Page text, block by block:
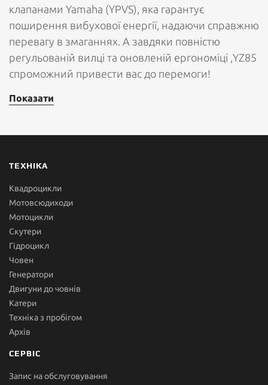
клапанами Yamaha (YPVS), яка гарантує
поширення вибухової енергії, надаючи справжню
перевагу в змаганнях. А завдяки повністю
регульованій вилці та оновленій ергономіці ,YZ85
спроможний привести вас до перемоги!
Показати
ТЕХНІКА
Квадроцикли
Мотовсюдиходи
Мотоцикли
Скутери
Гідроцикл
Човен
Генератори
Двигуни до човнів
Катери
Техніка з пробігом
Архів
СЕРВІС
Запис на обслуговування